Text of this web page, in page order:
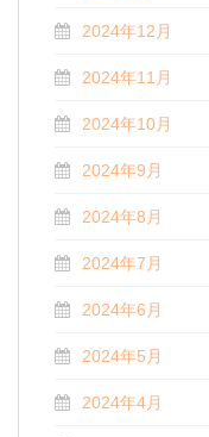
2024年12月
2024年11月
2024年10月
2024年9月
2024年8月
2024年7月
2024年6月
2024年5月
2024年4月